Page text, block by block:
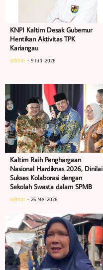
KNPI Kaltim Desak Gubernur
Hentikan Aktivitas TPK
Kariangau
admin 9 Juni 2026
Kaltim Raih Penghargaan
Nasional Hardiknas 2026, Dinilai
Sukses Kolaborasi dengan
Sekolah Swasta dalam SPMB
admin 26 Mei 2026